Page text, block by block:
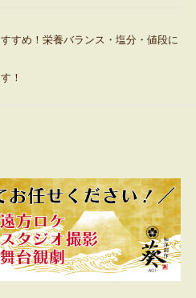
すめ！栄養バランス・塩分・値段に
！